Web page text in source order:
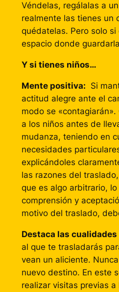
Véndelas, regálalas a
realmente las tienes un
quédatelas. Pero solo si
espacio donde
Y si tienes niños…
Mente positiva: Si
actitud alegre ante el
modo se
a los niños antes de
mudanza, teniendo en
necesidades
explicándoles
las razones del
que es algo arbitrario,
comprensión y
motivo del traslado,
Destaca las
al que te trasladarás
vean un aliciente.
nuevo destino. En este
realizar visitas previas